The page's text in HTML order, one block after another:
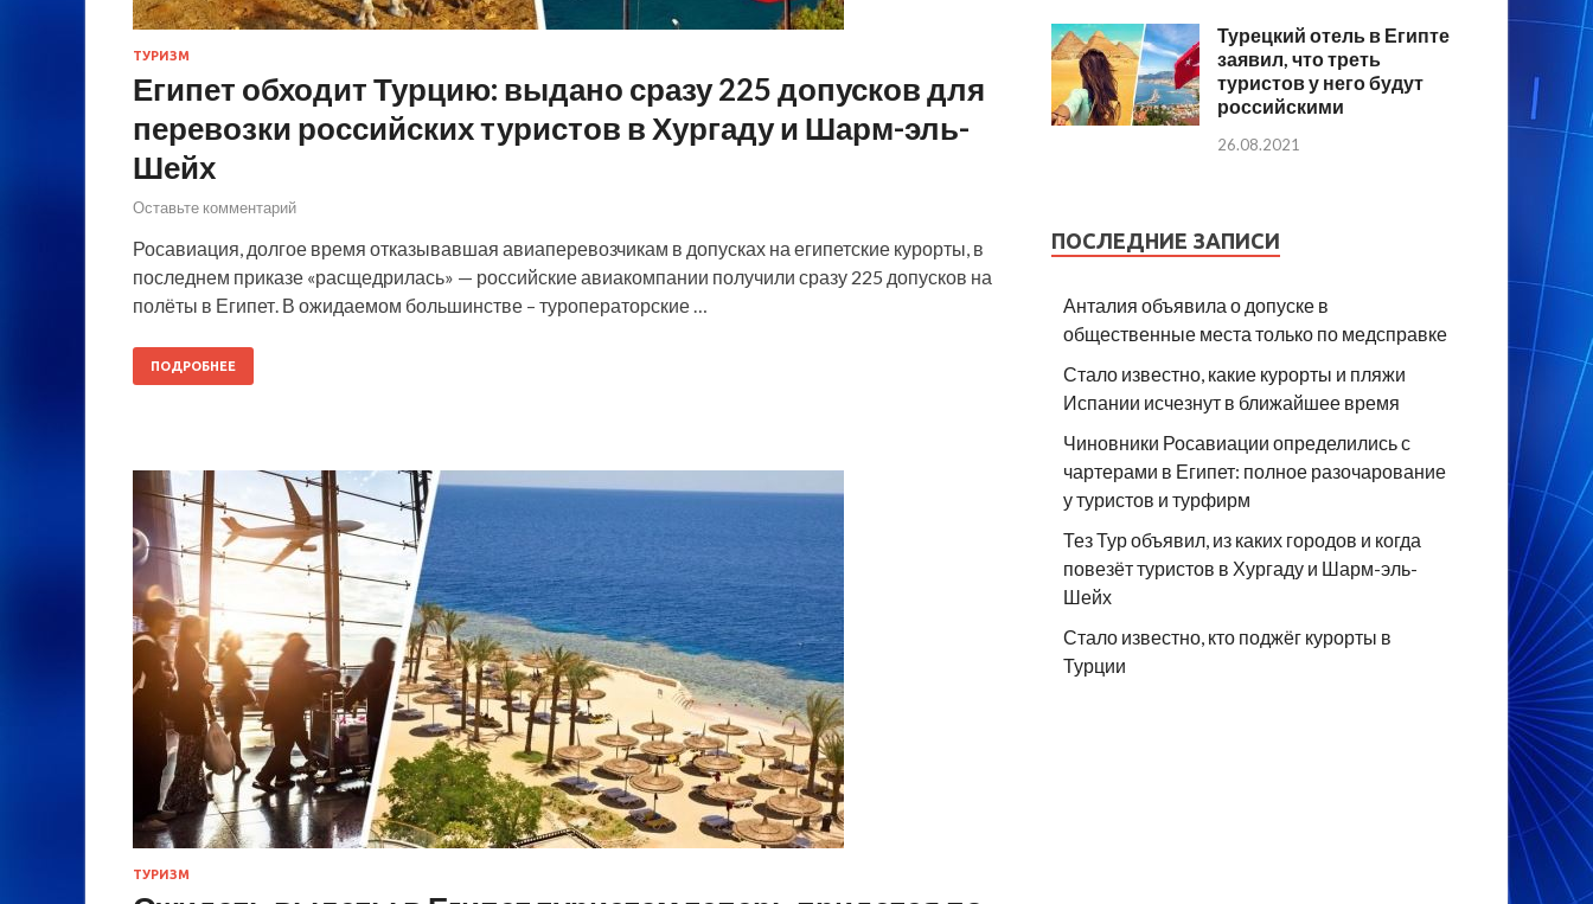
ТУРИЗМ
Египет обходит Турцию: выдано сразу 225 допусков для
перевозки российских туристов в Хургаду и Шарм-эль-
Шейх
Оставьте комментарий
Росавиация, долгое время отказывавшая авиаперевозчикам в допусках на египетские курорты, в
последнем приказе «расщедрилась» — российские авиакомпании получили сразу 225 допусков на
полёты в Египет. В ожидаемом большинстве – туроператорские …
ПОДРОБНЕЕ
ТУРИЗМ
Турецкий отель в Египте
заявил, что треть
туристов у него будут
российскими
26.08.2021
ПОСЛЕДНИЕ ЗАПИСИ
Анталия объявила о допуске в
общественные места только по медсправке
Стало известно, какие курорты и пляжи
Испании исчезнут в ближайшее время
Чиновники Росавиации определились с
чартерами в Египет: полное разочарование
у туристов и турфирм
Тез Тур объявил, из каких городов и когда
повезёт туристов в Хургаду и Шарм-эль-
Шейх
Стало известно, кто поджёг курорты в
Турции